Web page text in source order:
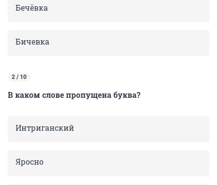
Бечёвка
Бичевка
2 / 10
В каком слове пропущена буква?
Интриганский
Яросно